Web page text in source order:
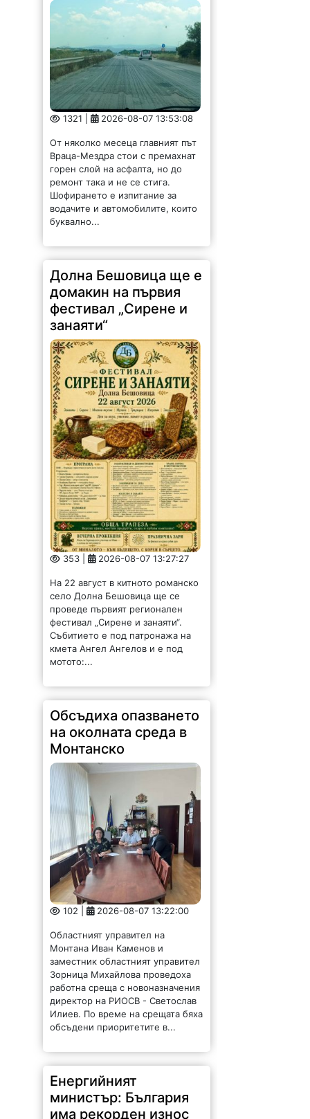
1321 | 2026-08-07 13:53:08
От няколко месеца главният път
горен слой на асфалта, но до
ремонт така и не се стига.
Шофирането е изпитание за
водачите и автомобилите, които
буквално...
домакин на първия
фестивал „Сирене и
занаяти“
353 | 2026-08-07 13:27:27
На 22 август в китното романско
проведе първият регионален
фестивал „Сирене и занаяти“.
Събитието е под патронажа на
кмета Ангел Ангелов и е под
мотото:...
на околната среда в
Монтанско
102 | 2026-08-07 13:22:00
Областният управител на
заместник областният управител
Зорница Михайлова проведоха
работна среща с новоназначения
директор на РИОСВ - Светослав
Илиев. По време на срещата бяха
обсъдени приоритетите в...
министър: България
има рекорден износ
на ток